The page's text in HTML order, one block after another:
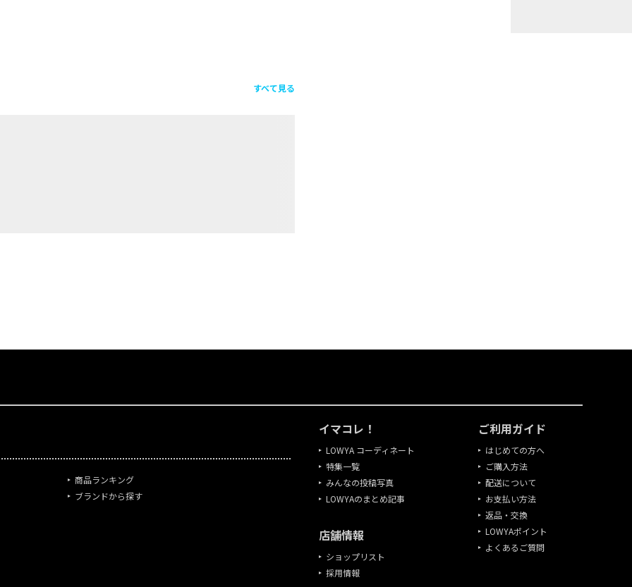
すべて見る
商品ランキング
ブランドから探す
イマコレ！
LOWYA コーディネート
特集一覧
みんなの投稿写真
LOWYAのまとめ記事
店舗情報
ショップリスト
採用情報
ご利用ガイド
はじめての方へ
ご購入方法
配送について
お支払い方法
返品・交換
LOWYAポイント
よくあるご質問